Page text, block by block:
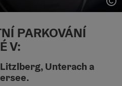
PARKOVÁNÍ
V:
Unterach a